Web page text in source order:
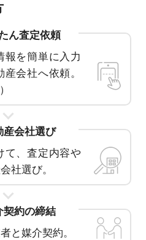
ん査定依頼
報を簡単に入力
会社へ依頼。
産会社選び
て、査定内容や
社選び。
契約の締結
と媒介契約。